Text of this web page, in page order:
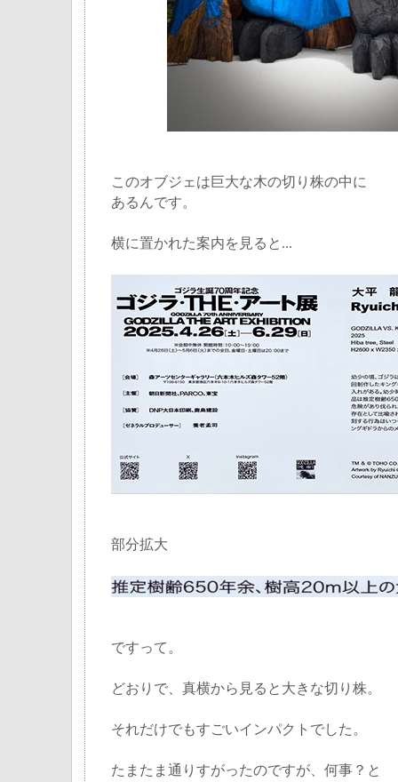
このオブジェは巨大な木の切り株の中に
あるんです。
横に置かれた案内を見ると...
部分拡大
ですって。
どおりで、真横から見ると大きな切り株。
それだけでもすごいインパクトでした。
たまたま通りすがったのですが、何事？と